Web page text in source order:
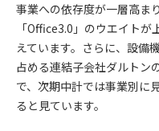
事業への依存度が一層高ま
「Office3.0」のウエイト
えています。さらに、設備
占める連結子会社ダルトン
で、次期中計では事業別に
ると見ています。